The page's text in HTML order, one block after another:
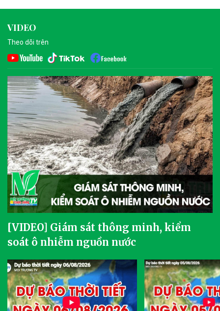
VIDEO
Theo dõi trên
[VIDEO] Giám sát thông minh, kiểm
soát ô nhiễm nguồn nước